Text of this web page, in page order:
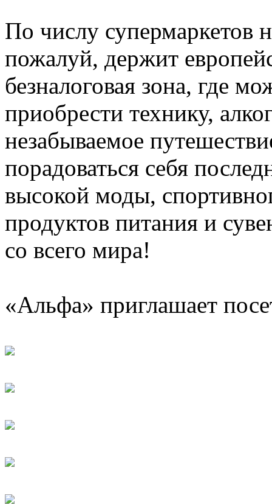
По числу супермаркетов
пожалуй, держит
безналоговая зона, где
приобрести технику,
незабываемое
порадоваться себя
высокой моды,
продуктов питания и
со всего мира!
«Альфа» приглашает